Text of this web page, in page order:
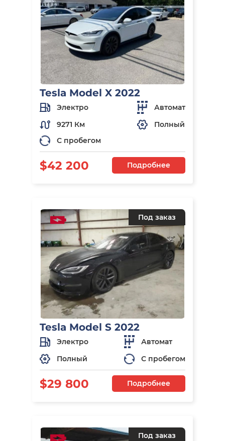
Tesla Model X 2022
Электро
Автомат
9271 Км
Полный
С пробегом
$42 200 Подробнее
Под заказ
Tesla Model S 2022
Электро
Автомат
Полный
С пробегом
$29 800 Подробнее
Под заказ